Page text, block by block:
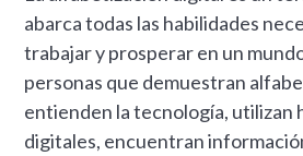
abarca todas las habilidades
trabajar y prosperar en un
personas que demuestran
entienden la tecnología, utilizan
digitales, encuentran